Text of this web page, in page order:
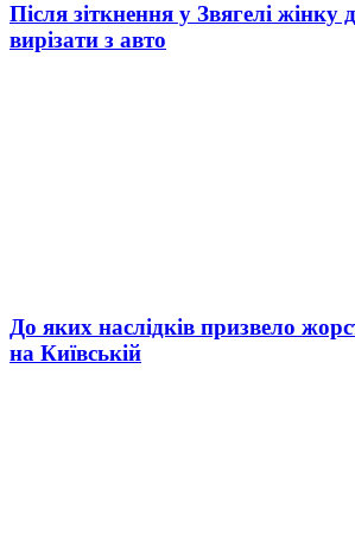
Після зіткнення у Звягелі жінку
вирізати з авто
До яких наслідків призвело
на Київській